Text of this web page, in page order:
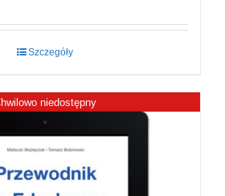
zł.
Szczegóły
niedostępny